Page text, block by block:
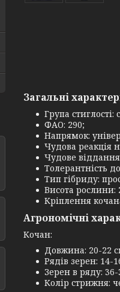
Загальні
Група
ФАО: 290;
Напрямок:
Чудова реакція
Чудове
Толерантність
Тип гібриду:
Висота рослини:
Кріплення
Агрономічні
Кочан:
Довжина: 20-22
Рядів зерен: 14-
Зерен в ряду: 36-
Колір стрижня: